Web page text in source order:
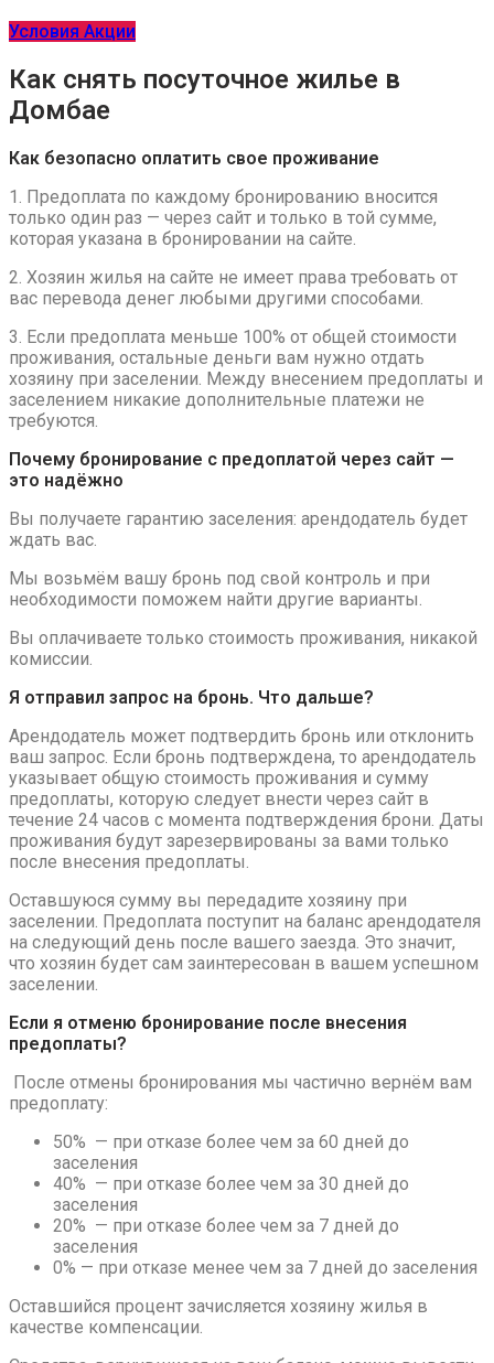
Условия Акции
Как снять посуточное жилье в
Домбае
Как безопасно оплатить свое проживание
1. Предоплата по каждому бронированию вносится
только один раз — через сайт и только в той сумме,
которая указана в бронировании на сайте.
2. Хозяин жилья на сайте не имеет права требовать от
вас перевода денег любыми другими способами.
3. Если предоплата меньше 100% от общей стоимости
проживания, остальные деньги вам нужно отдать
хозяину при заселении. Между внесением предоплаты и
заселением никакие дополнительные платежи не
требуются.
Почему бронирование с предоплатой через сайт —
это надёжно
Вы получаете гарантию заселения: арендодатель будет
ждать вас.
Мы возьмём вашу бронь под свой контроль и при
необходимости поможем найти другие варианты.
Вы оплачиваете только стоимость проживания, никакой
комиссии.
Я отправил запрос на бронь. Что дальше?
Арендодатель может подтвердить бронь или отклонить
ваш запрос. Если бронь подтверждена, то арендодатель
указывает общую стоимость проживания и сумму
предоплаты, которую следует внести через сайт в
течение 24 часов с момента подтверждения брони. Даты
проживания будут зарезервированы за вами только
после внесения предоплаты.
Оставшуюся сумму вы передадите хозяину при
заселении. Предоплата поступит на баланс арендодателя
на следующий день после вашего заезда. Это значит,
что хозяин будет сам заинтересован в вашем успешном
заселении.
Если я отменю бронирование после внесения
предоплаты?
После отмены бронирования мы частично вернём вам
предоплату:
50% — при отказе более чем за 60 дней до
заселения
40% — при отказе более чем за 30 дней до
заселения
20% — при отказе более чем за 7 дней до
заселения
0% — при отказе менее чем за 7 дней до заселения
Оставшийся процент зачисляется хозяину жилья в
качестве компенсации.